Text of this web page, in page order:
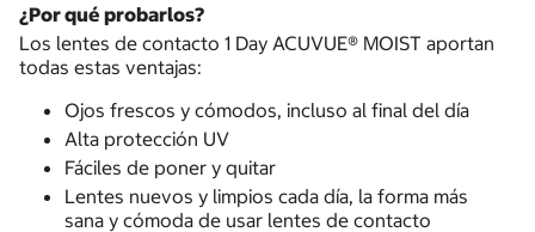
¿Por qué probarlos?
Los lentes de contacto 1 Day ACUVUE® MOIST aportan
todas estas ventajas:
Ojos frescos y cómodos, incluso al final del día
Alta protección UV
Fáciles de poner y quitar
Lentes nuevos y limpios cada día, la forma más
sana y cómoda de usar lentes de contacto